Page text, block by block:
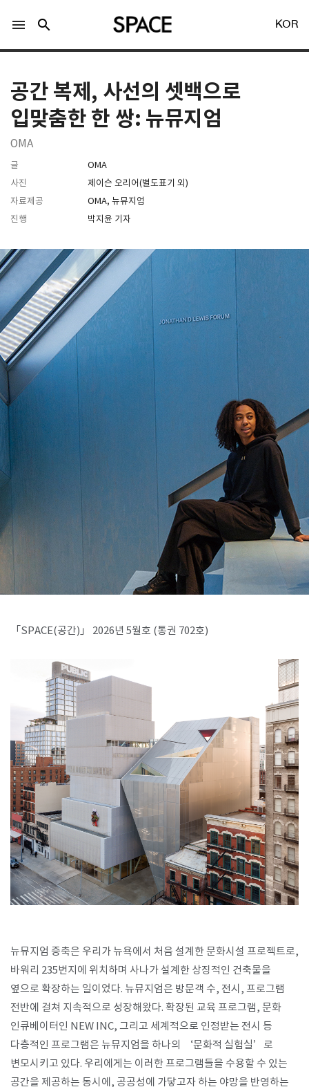
Facebook 로그인
Naver 로그인
SPACE 소개
공지사항
기사문의
Contact
menu search KOR
공간 복제, 사선의 셋백으로
입맞춤한 한 쌍: 뉴뮤지엄
OMA
글
OMA
사진
제이슨 오리어(별도표기 외)
자료제공
OMA, 뉴뮤지엄
진행
박지윤 기자
「SPACE(공간)」 2026년 5월호 (통권 702호)
뉴뮤지엄 증축은 우리가 뉴욕에서 처음 설계한 문화시설 프로젝트로,
바워리 235번지에 위치하며 사나가 설계한 상징적인 건축물을
옆으로 확장하는 일이었다. 뉴뮤지엄은 방문객 수, 전시, 프로그램
전반에 걸쳐 지속적으로 성장해왔다. 확장된 교육 프로그램, 문화
인큐베이터인 NEW INC, 그리고 세계적으로 인정받는 전시 등
다층적인 프로그램은 뉴뮤지엄을 하나의 ‘문화적 실험실’로
변모시키고 있다. 우리에게는 이러한 프로그램들을 수용할 수 있는
공간을 제공하는 동시에, 공공성에 가닿고자 하는 야망을 반영하는